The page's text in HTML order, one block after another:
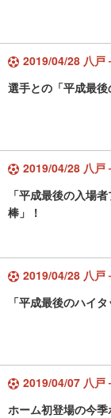
2019/04/28 八戸
選手との「平成最後
2019/04/28 八戸
「平成最後の入場
棒」！
2019/04/28 八戸
「平成最後のハイ
2019/04/07 八戸
ホーム初登場の今